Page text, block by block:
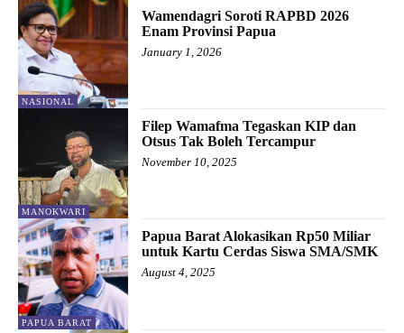
NASIONAL
Wamendagri Soroti RAPBD 2026
Enam Provinsi Papua
January 1, 2026
MANOKWARI
Filep Wamafma Tegaskan KIP dan
Otsus Tak Boleh Tercampur
November 10, 2025
PAPUA BARAT
Papua Barat Alokasikan Rp50 Miliar
untuk Kartu Cerdas Siswa SMA/SMK
August 4, 2025